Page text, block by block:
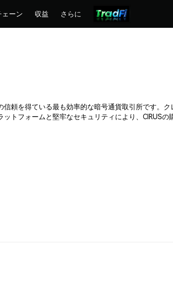
ェーン 収益 さらに
頼を得ている最も効率的な暗号通貨取引所です。
トフォームと堅牢なセキュリティにより、CIRUS